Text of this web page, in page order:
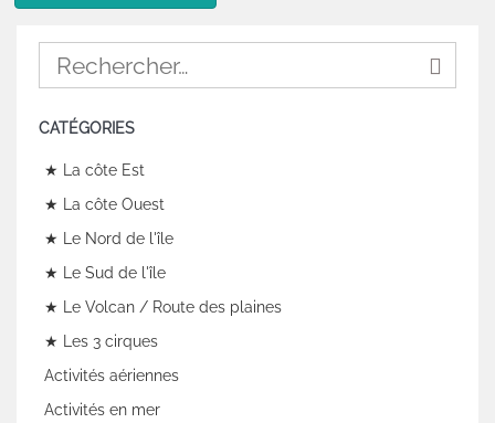
CATÉGORIES
★ La côte Est
★ La côte Ouest
★ Le Nord de l'île
★ Le Sud de l'île
★ Le Volcan / Route des plaines
★ Les 3 cirques
Activités aériennes
Activités en mer